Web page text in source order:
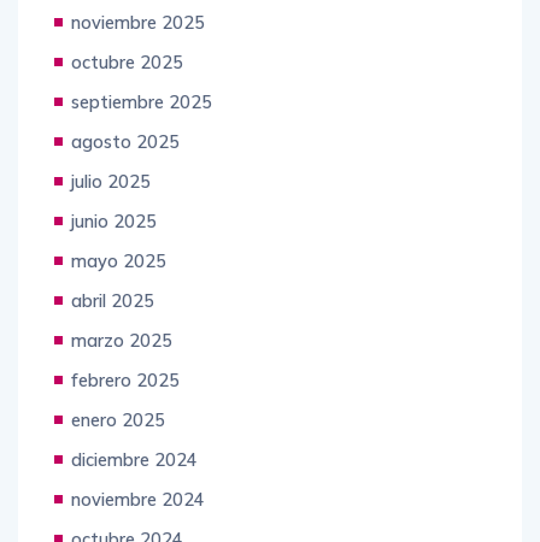
noviembre 2025
octubre 2025
septiembre 2025
agosto 2025
julio 2025
junio 2025
mayo 2025
abril 2025
marzo 2025
febrero 2025
enero 2025
diciembre 2024
noviembre 2024